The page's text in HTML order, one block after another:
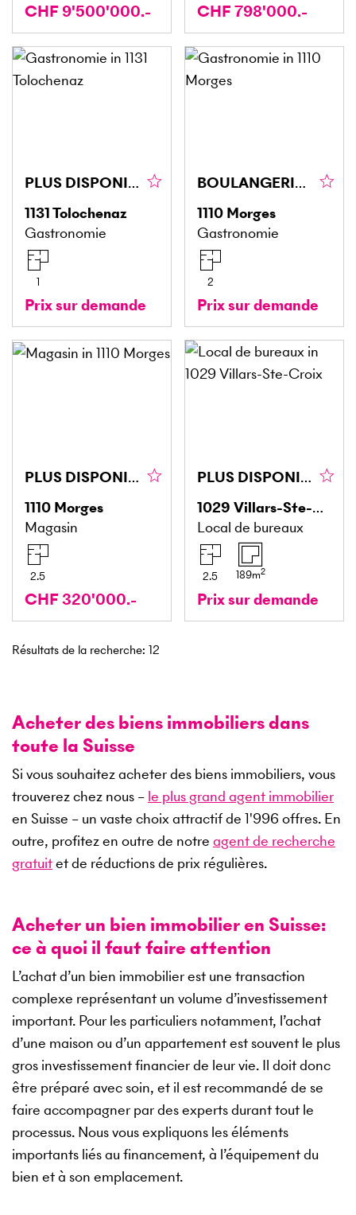
CHF 9'500'000.- CHF 798'000.-
PLUS DISPONIBLE
1131Tolochenaz
Gastronomie
1
Prix sur demande
BOULANGERIE AVEC BONNE SITUATION
1110 Morges
Gastronomie
2
Prix sur demande
PLUS DISPONIBLE
1110 Morges
Magasin
2.5
CHF 320'000.-
PLUS DISPONIBLE
1029 Villars-Ste-Croix
Local de bureaux
2.5 189m2
Prix sur demande
Résultats de la recherche: 12
Acheter des biens immobiliers dans
toute la Suisse
Si vous souhaitez acheter des biens immobiliers, vous
trouverez chez nous – le plus grand agent immobilier
en Suisse – un vaste choix attractif de 1'996 offres. En
outre, profitez en outre de notre agent de recherche
gratuitet de réductions de prix régulières.
Acheter un bien immobilier en Suisse:
ce à quoi il faut faire attention
L’achat d’un bien immobilier est une transaction
complexe représentant un volume d’investissement
important. Pour les particuliers notamment, l’achat
d’une maison ou d’un appartement est souvent le plus
gros investissement financier de leur vie. Il doit donc
être préparé avec soin, et il est recommandé de se
faire accompagner par des experts durant tout le
processus. Nous vous expliquons les éléments
importants liés au financement, à l’équipement du
bien et à son emplacement.